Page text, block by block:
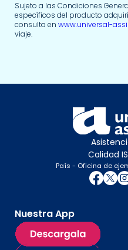
Sujeto a las Condiciones
específicos del producto
consulta en www.universal-
viaje.
Calidad
País - Oficina de
Nuestra App